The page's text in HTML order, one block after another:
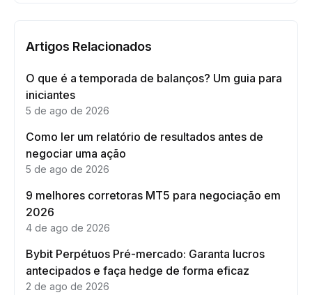
Artigos Relacionados
O que é a temporada de balanços? Um guia para
iniciantes
5 de ago de 2026
Como ler um relatório de resultados antes de
negociar uma ação
5 de ago de 2026
9 melhores corretoras MT5 para negociação em
2026
4 de ago de 2026
Bybit Perpétuos Pré-mercado: Garanta lucros
antecipados e faça hedge de forma eficaz
2 de ago de 2026